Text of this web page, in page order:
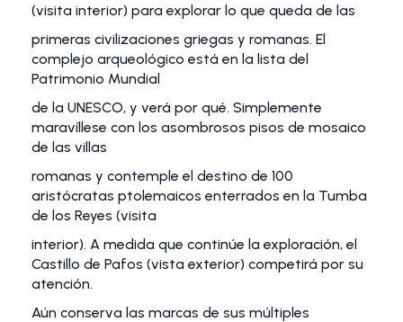
(visita interior) para explorar lo que queda de las
primeras civilizaciones griegas y romanas. El
complejo arqueológico está en la lista del
Patrimonio Mundial
de la UNESCO, y verá por qué. Simplemente
maravíllese con los asombrosos pisos de mosaico
de las villas
romanas y contemple el destino de 100
aristócratas ptolemaicos enterrados en la Tumba
de los Reyes (visita
interior). A medida que continúe la exploración, el
Castillo de Pafos (vista exterior) competirá por su
atención.
Aún conserva las marcas de sus múltiples